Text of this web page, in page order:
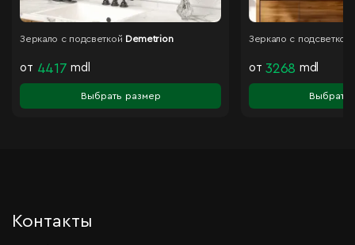
Зеркало с подсветкой Demetrion
от 4417 mdl
Выбрать размер
Зеркало с подсветкой
от 3268 mdl
Выбрать
Контакты